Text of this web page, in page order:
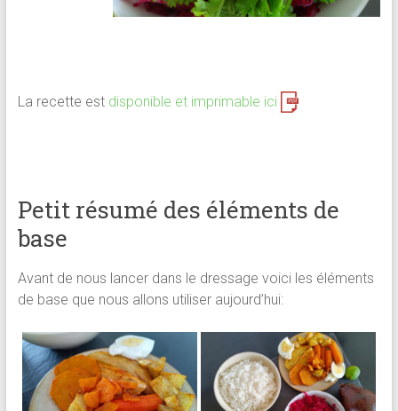
La recette est disponible et imprimable ici
Petit résumé des éléments de
base
Avant de nous lancer dans le dressage voici les éléments
de base que nous allons utiliser aujourd’hui: